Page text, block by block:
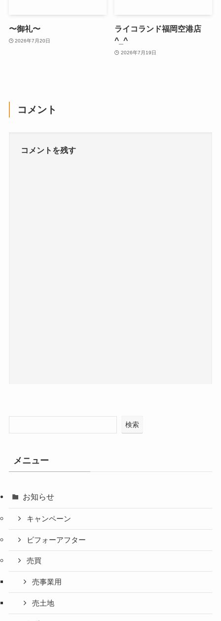
〜御礼〜
2026年7月20日
ライコランド福岡空港店
^_^
2026年7月19日
コメント
コメントを残す
検索
メニュー
お知らせ
キャンペーン
ビフォーアフター
売買
売事業用
売土地